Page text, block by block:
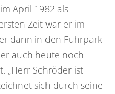
April 1982 als
Zeit war er im
dann in den Fuhrpark
auch heute noch
„Herr Schröder ist
sich durch seine